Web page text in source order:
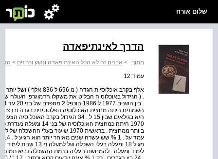
שלום אורח
הדרך לאינתיפאדה
מתוך: > אבנים זה לא הכל האינתיפאדה ונשק וכרוזים >
עמוד:12
. ( הגידול באוכלוסיה הבליט את משקלו הדמוגרפי העולה
היא בגילאים שבין 15 ל . 34 הגידול